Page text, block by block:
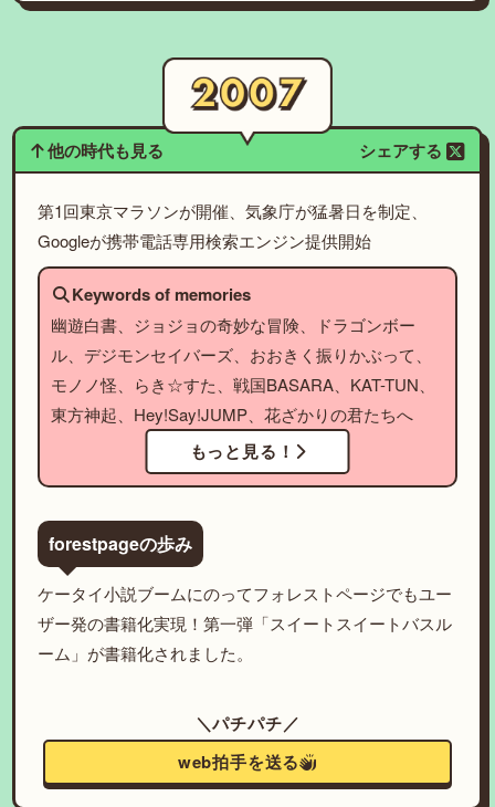
他の時代も見る シェアする
第1回東京マラソンが開催、気象庁が猛暑日を制定、
Googleが携帯電話専用検索エンジン提供開始
Keywords of memories
幽遊白書、ジョジョの奇妙な冒険、ドラゴンボー
ル、デジモンセイバーズ、おおきく振りかぶって、
モノノ怪、らき☆すた、戦国BASARA、KAT-TUN、
東方神起、Hey!Say!JUMP、花ざかりの君たちへ
もっと見る！
forestpageの歩み
ケータイ小説ブームにのってフォレストページでもユー
ザー発の書籍化実現！第一弾「スイートスイートバスル
ーム」が書籍化されました。
＼パチパチ／
web拍手を送る